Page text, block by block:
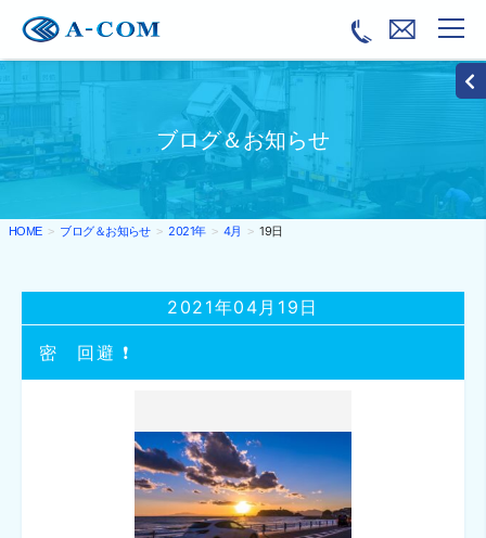
ブログ＆お知らせ
HOME ブログ＆お知らせ 2021年 4月 19日
密 回避 ❗
2021年04月19日